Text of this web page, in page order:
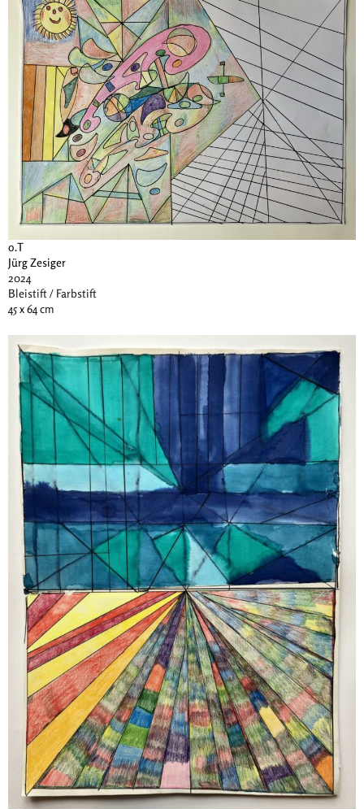
o.T
Jürg Zesiger
2024
Bleistift / Farbstift
45 x 64 cm